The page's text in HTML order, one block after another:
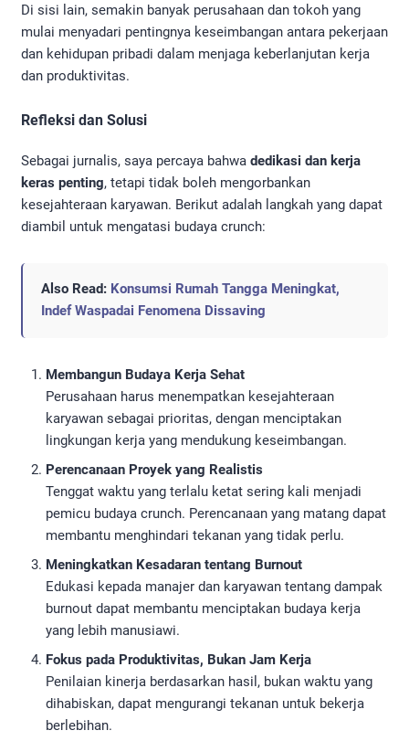
Di sisi lain, semakin banyak perusahaan dan tokoh yang
mulai menyadari pentingnya keseimbangan antara pekerjaan
dan kehidupan pribadi dalam menjaga keberlanjutan kerja
dan produktivitas.
Refleksi dan Solusi
Sebagai jurnalis, saya percaya bahwa dedikasi dan kerja
keras penting, tetapi tidak boleh mengorbankan
kesejahteraan karyawan. Berikut adalah langkah yang dapat
diambil untuk mengatasi budaya crunch:
Also Read: Konsumsi Rumah Tangga Meningkat,
Indef Waspadai Fenomena Dissaving
Membangun Budaya Kerja Sehat
Perusahaan harus menempatkan kesejahteraan
karyawan sebagai prioritas, dengan menciptakan
lingkungan kerja yang mendukung keseimbangan.
Perencanaan Proyek yang Realistis
Tenggat waktu yang terlalu ketat sering kali menjadi
pemicu budaya crunch. Perencanaan yang matang dapat
membantu menghindari tekanan yang tidak perlu.
Meningkatkan Kesadaran tentang Burnout
Edukasi kepada manajer dan karyawan tentang dampak
burnout dapat membantu menciptakan budaya kerja
yang lebih manusiawi.
Fokus pada Produktivitas, Bukan Jam Kerja
Penilaian kinerja berdasarkan hasil, bukan waktu yang
dihabiskan, dapat mengurangi tekanan untuk bekerja
berlebihan.